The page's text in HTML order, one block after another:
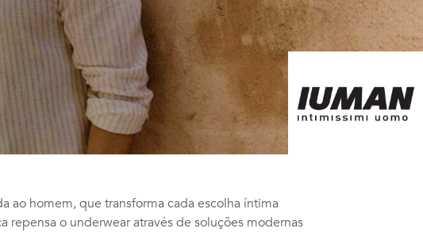
ao homem, que transforma cada escolha íntima
o underwear através de soluções modernas